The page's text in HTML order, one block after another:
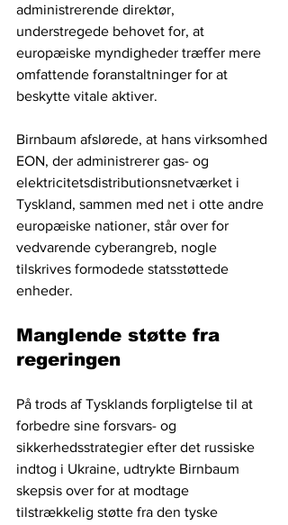
administrerende direktør,
understregede behovet for, at
europæiske myndigheder træffer mere
omfattende foranstaltninger for at
beskytte vitale aktiver.
Birnbaum afslørede, at hans virksomhed
EON, der administrerer gas- og
elektricitetsdistributionsnetværket i
Tyskland, sammen med net i otte andre
europæiske nationer, står over for
vedvarende cyberangreb, nogle
tilskrives formodede statsstøttede
enheder.
Manglende støtte fra
regeringen
På trods af Tysklands forpligtelse til at
forbedre sine forsvars- og
sikkerhedsstrategier efter det russiske
indtog i Ukraine, udtrykte Birnbaum
skepsis over for at modtage
tilstrækkelig støtte fra den tyske